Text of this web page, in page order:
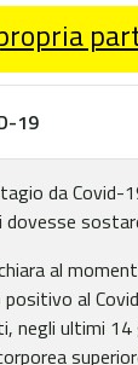
19
da
dovesse
al
al
negli ultimi